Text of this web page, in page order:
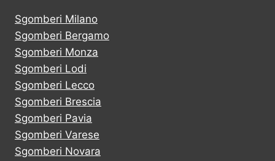
Sgomberi Milano
Sgomberi Bergamo
Sgomberi Monza
Sgomberi Lodi
Sgomberi Lecco
Sgomberi Brescia
Sgomberi Pavia
Sgomberi Varese
Sgomberi Novara